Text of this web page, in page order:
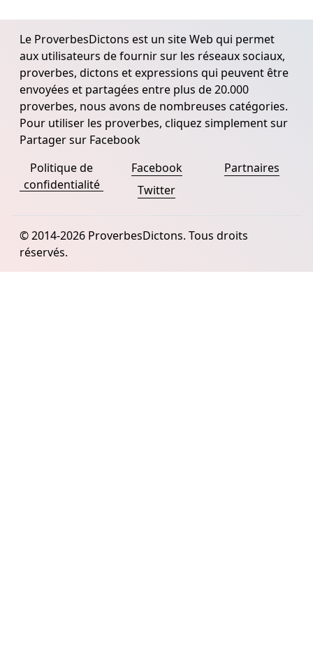
Le ProverbesDictons est un site Web qui permet
aux utilisateurs de fournir sur les réseaux sociaux,
proverbes, dictons et expressions qui peuvent être
envoyées et partagées entre plus de 20.000
proverbes, nous avons de nombreuses catégories.
Pour utiliser les proverbes, cliquez simplement sur
Partager sur Facebook
Politique de
confidentialité
Facebook
Twitter
Partnaires
© 2014-2026 ProverbesDictons. Tous droits
réservés.